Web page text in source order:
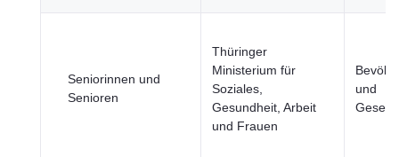
Seniorinnen und
Senioren
Thüringer
Ministerium für
Soziales,
Gesundheit, Arbeit
und Frauen
und